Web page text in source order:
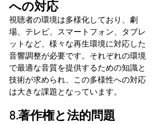
への対応
視聴者の環境は多様化しており、劇
場、テレビ、スマートフォン、タブレ
ットなど、様々な再生環境に対応した
音響調整が必要です。それぞれの環境
で最適な音質を提供するための知識と
技術が求められ、この多様性への対応
は大きな課題となっています。
8.著作権と法的問題